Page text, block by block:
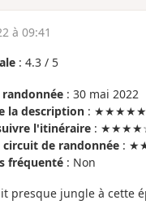
à 09:41
: 4.3 / 5
randonnée : 30 mai 2022
la description : ★★★★★
l'itinéraire :
de randonnée :
fréquenté : Non
presque jungle à cette